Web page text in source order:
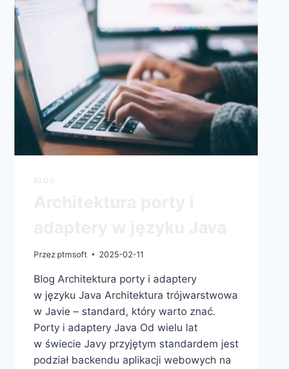
Przez ptmsoft 2025-02-11
Blog Architektura porty i adaptery
w języku Java Architektura trójwarstwowa
w Javie – standard, który warto znać.
Porty i adaptery Java Od wielu lat
w świecie Javy przyjętym standardem jest
podział backendu aplikacji webowych na